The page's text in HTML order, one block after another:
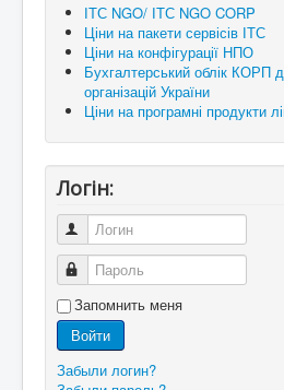
ІТС NGO/ ІТС NGO CORP
Ціни на пакети сервісів ІТС
Ціни на конфігурації НПО
Бухгалтерський облік КОРП
організацій України
Ціни на програмні продукти
Логін:
Логин
Пароль
Запомнить меня
Войти
Забыли логин?